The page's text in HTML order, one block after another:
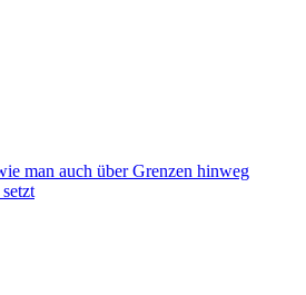
man auch über Grenzen hinweg